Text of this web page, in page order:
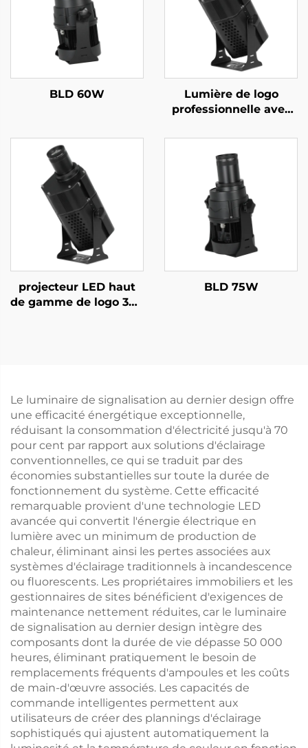
BLD 60W
Lumière de logo
professionnelle avec
rotation stable et
protection étanche
renforcée.
projecteur LED haut
de gamme de logo 300
BLD 75W
Le luminaire de signalisation au dernier design offre
une efficacité énergétique exceptionnelle,
réduisant la consommation d'électricité jusqu'à 70
pour cent par rapport aux solutions d'éclairage
conventionnelles, ce qui se traduit par des
économies substantielles sur toute la durée de
fonctionnement du système. Cette efficacité
remarquable provient d'une technologie LED
avancée qui convertit l'énergie électrique en
lumière avec un minimum de production de
chaleur, éliminant ainsi les pertes associées aux
systèmes d'éclairage traditionnels à incandescence
ou fluorescents. Les propriétaires immobiliers et les
gestionnaires de sites bénéficient d'exigences de
maintenance nettement réduites, car le luminaire
de signalisation au dernier design intègre des
composants dont la durée de vie dépasse 50 000
heures, éliminant pratiquement le besoin de
remplacements fréquents d'ampoules et les coûts
de main-d'œuvre associés. Les capacités de
commande intelligentes permettent aux
utilisateurs de créer des plannings d'éclairage
sophistiqués qui ajustent automatiquement la